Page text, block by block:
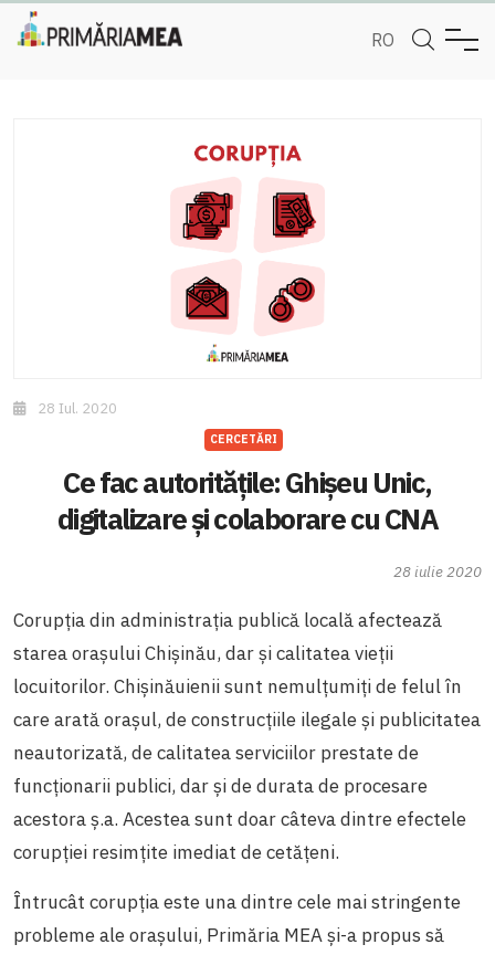
RO
28 Iul. 2020
CERCETĂRI
Ce fac autoritățile: Ghișeu Unic,
digitalizare și colaborare cu CNA
28 iulie 2020
Corupția din administrația publică locală afectează
starea orașului Chișinău, dar și calitatea vieții
locuitorilor. Chișinăuienii sunt nemulțumiți de felul în
care arată orașul, de construcțiile ilegale și publicitatea
neautorizată, de calitatea serviciilor prestate de
funcționarii publici, dar și de durata de procesare
acestora ș.a. Acestea sunt doar câteva dintre efectele
corupției resimțite imediat de cetățeni.
Întrucât corupția este una dintre cele mai stringente
probleme ale orașului, Primăria MEA și-a propus să